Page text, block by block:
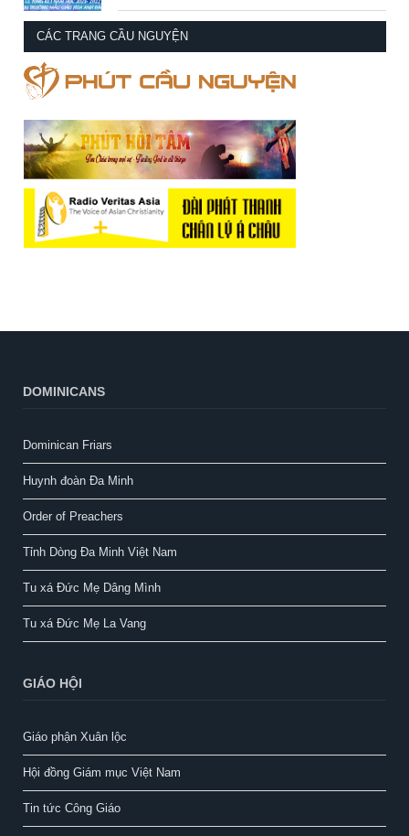
CÁC TRANG CẦU NGUYỆN
DOMINICANS
Dominican Friars
Huynh đoàn Đa Minh
Order of Preachers
Tỉnh Dòng Đa Minh Việt Nam
Tu xá Đức Mẹ Dâng Mình
Tu xá Đức Mẹ La Vang
GIÁO HỘI
Giáo phận Xuân lộc
Hội đồng Giám mục Việt Nam
Tin tức Công Giáo